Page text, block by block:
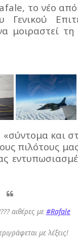
το νέο
μοιραστεί τη
«σύντομα και
πιλότους
αιθέρες με #Rafale
με λέξεις!